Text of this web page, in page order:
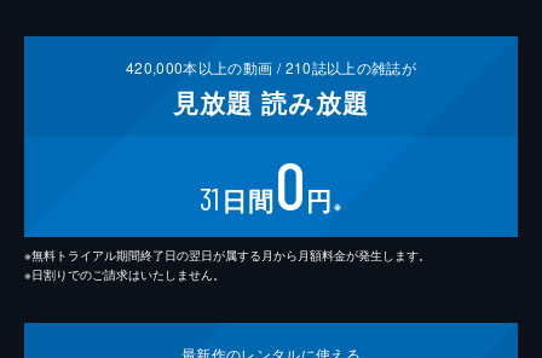
420,000本以上の動画 /210誌以上の雑誌が
見放題 読み放題
31 日間0円 ※
※無料トライアル期間終了日の翌日が属する月から月額料金が発生します。
※日割りでのご請求はいたしません。
最新作のレンタルに使える